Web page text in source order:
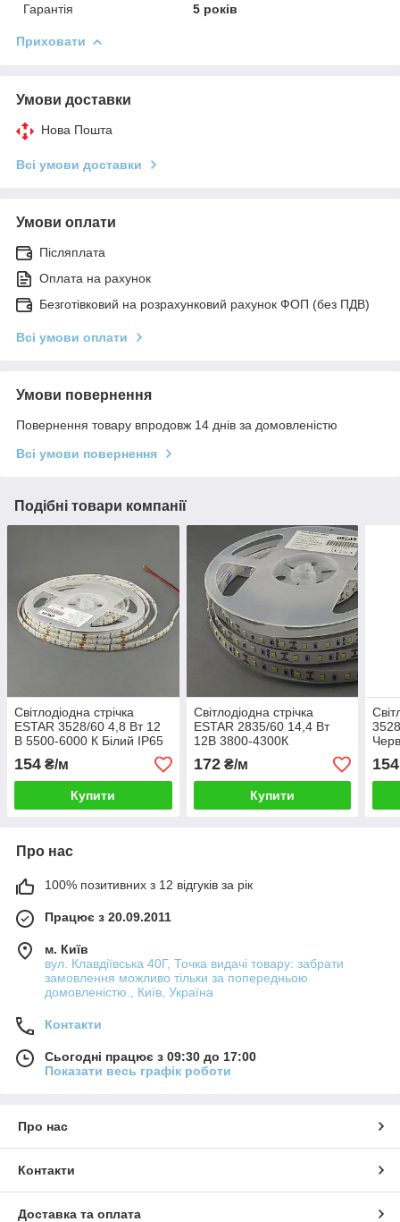
Гарантія
5 років
Приховати
Умови доставки
Нова Пошта
Всі умови доставки
Умови оплати
Післяплата
Оплата на рахунок
Безготівковий на розрахунковий рахунок ФОП (без ПДВ)
Всі умови оплати
Умови повернення
Повернення товару впродовж 14 днів за домовленістю
Всі умови повернення
Подібні товари компанії
Світлодіодна стрічка
ESTAR 3528/60 4,8 Вт 12
В 5500-6000 К Білий IP65
преміум
154 ₴/м
Купити
Світлодіодна стрічка
ESTAR 2835/60 14,4 Вт
12В 3800-4300К
Нейтральний білий 1320
Лм IP20 преміум
172₴/м
Купити
154
Про нас
100% позитивних з 12 відгуків за рік
Працює з 20.09.2011
м. Київ
вул. Клавдіївська 40Г, Точка видачі товару: забрати
замовлення можливо тільки за попередньою
домовленістю., Київ, Україна
Контакти
Сьогодні працює з 09:30 до 17:00
Показати весь графік роботи
Про нас
Контакти
Доставка та оплата